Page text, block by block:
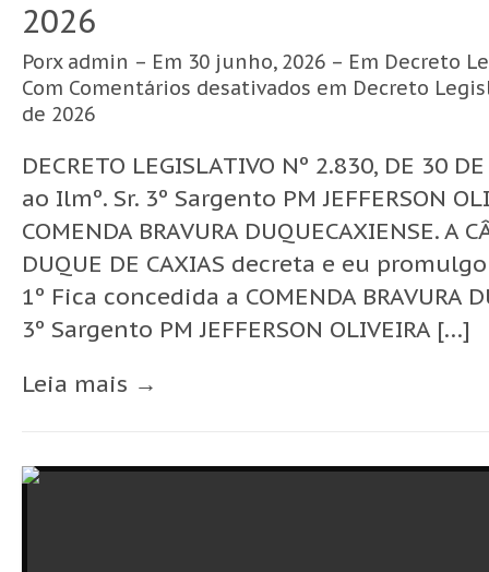
2026
Porx admin – Em 30 junho, 2026 – Em Decreto
Com Comentários desativados em Decreto
de 2026
DECRETO LEGISLATIVO Nº 2.830, DE 30
ao Ilmº. Sr. 3º Sargento PM JEFFERSON
COMENDA BRAVURA DUQUECAXIENSE. A
DUQUE DE CAXIAS decreta e eu
1º Fica concedida a COMENDA BRAVURA
3º Sargento PM JEFFERSON OLIVEIRA […]
Leia mais →